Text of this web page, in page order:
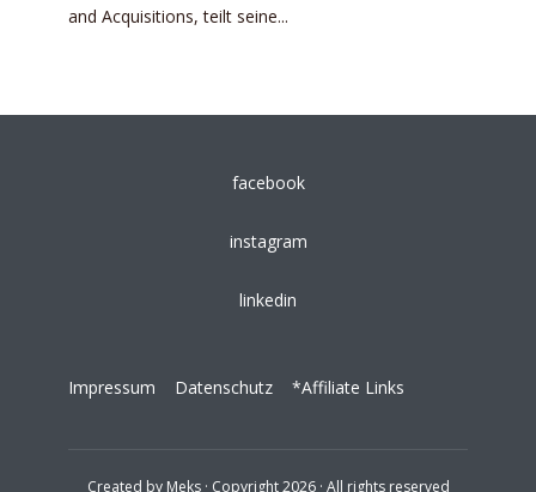
and Acquisitions, teilt seine...
facebook
instagram
linkedin
Impressum Datenschutz *Affiliate Links
Created by Meks· Copyright 2026 · All rights reserved